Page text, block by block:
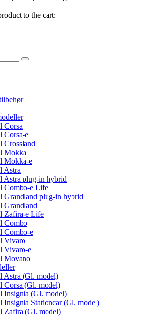
to the cart:
Corsa
Corsa-e
Crossland
Mokka
Mokka-e
Astra
Astra plug-in hybrid
Combo-e Life
Grandland plug-in hybrid
Grandland
Zafira-e Life
Combo
Combo-e
Vivaro
Vivaro-e
Movano
Astra (Gl. model)
Corsa (Gl. model)
Insignia (Gl. model)
Insignia Stationcar (Gl. model)
Zafira (Gl. model)